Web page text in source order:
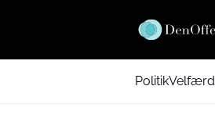
PolitikVelfærd